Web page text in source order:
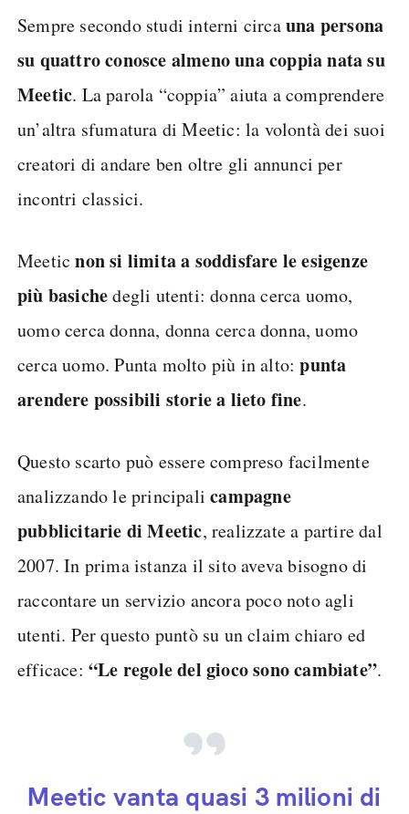
Sempre secondo studi interni circauna persona
su quattro conosce almeno una coppia nata su
Meetic. La parola “coppia” aiuta a comprendere
un’altra sfumatura di Meetic: la volontà dei suoi
creatori di andare ben oltre gli annunci per
incontri classici.
Meeticnon si limita a soddisfare le esigenze
più basichedegli utenti: donna cerca uomo,
uomo cerca donna, donna cerca donna, uomo
cerca uomo. Punta molto più in alto:punta
arendere possibili storie a lieto fine.
Questo scarto può essere compreso facilmente
analizzando le principalicampagne
pubblicitarie di Meetic, realizzate a partire dal
2007. In prima istanza il sito aveva bisogno di
raccontare un servizio ancora poco noto agli
utenti. Per questo puntò su un claim chiaro ed
efficace: “Le regole del gioco sono cambiate”.
Meetic vanta quasi 3 milioni di